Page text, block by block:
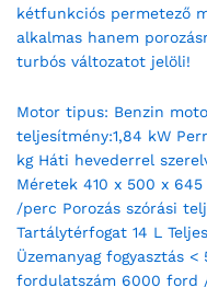
kétfunkciós permetező
alkalmas hanem
turbós változatot jelöli!
Motor tipus: Benzin
teljesítmény:1,84 kW
kg Háti hevederrel
Méretek 410 x 500 x
/perc Porozás szórási
Tartálytérfogat 14 L
Üzemanyag fogyasztás
fordulatszám 6000 ford